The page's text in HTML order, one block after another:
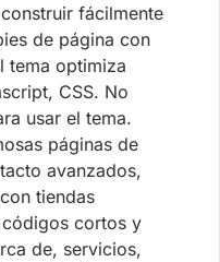
fácilmente
de página con
tema optimiza
CSS. No
usar el tema.
páginas de
avanzados,
tiendas
cortos y
de, servicios,